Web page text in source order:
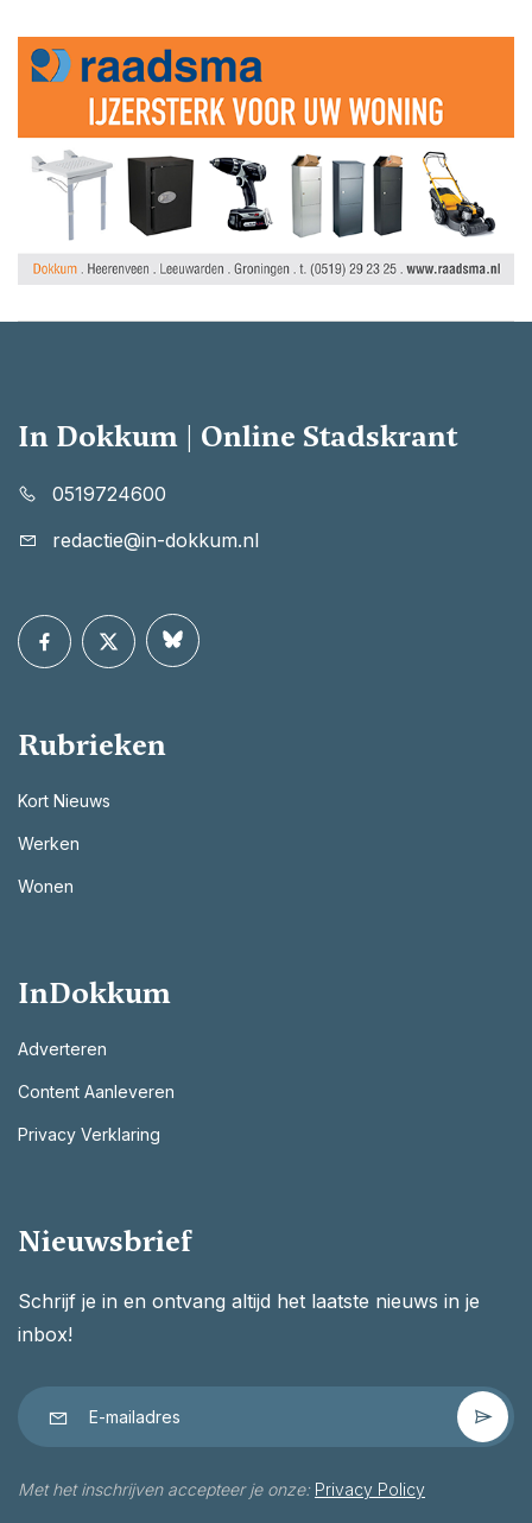
In Dokkum | Online Stadskrant
0519724600
redactie@in-dokkum.nl
Rubrieken
Kort Nieuws
Werken
Wonen
InDokkum
Adverteren
Content Aanleveren
Privacy Verklaring
Nieuwsbrief
Schrijf je in en ontvang altijd het laatste nieuws in je
inbox!
Met het inschrijven accepteer je onze: Privacy Policy